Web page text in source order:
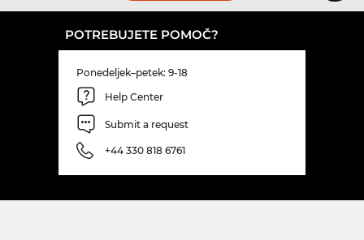
POTREBUJETE POMOČ?
Ponedeljek–petek: 9-18
Help Center
Submit a request
+44 330 818 6761